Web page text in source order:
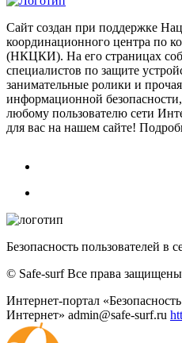
Сайт создан при поддержке
координационного центра по
(НКЦКИ). На его страницах
специалистов по защите
занимательные ролики и
информационной безопасности,
любому пользователю сети
для вас на нашем сайте!
Безопасность пользователей в
© Safe-surf Все права
Интернет-портал
Интернет» admin@safe-surf.ru